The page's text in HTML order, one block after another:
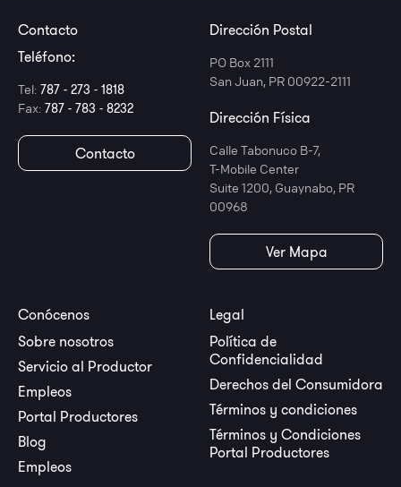
Contacto
Teléfono:
Tel: 787 - 273 - 1818
Fax: 787 - 783 - 8232
Contacto
Dirección Postal
PO Box 2111
San Juan, PR 00922-2111
Dirección Física
Calle Tabonuco B-7,
T-Mobile Center
Suite 1200, Guaynabo, PR
00968
Ver Mapa
Conócenos
Sobre nosotros
Servicio al Productor
Empleos
Portal Productores
Blog
Empleos
Legal
Política de
Confidencialidad
Derechos del Consumidora
Términos y condiciones
Términos y Condiciones
Portal Productores